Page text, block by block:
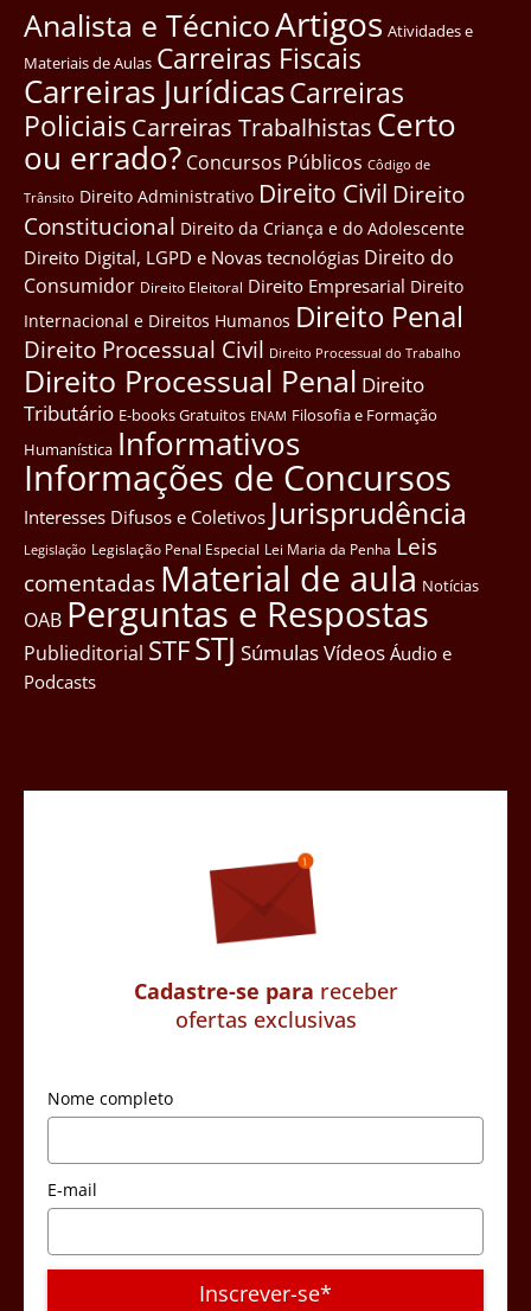
Analista e TécnicoArtigos Atividades e
Materiais de Aulas Carreiras Fiscais
Carreiras JurídicasCarreiras
Policiais Carreiras Trabalhistas Certo
ou errado? Concursos Públicos Côdigo de
Trânsito Direito Administrativo Direito Civil Direito
Constitucional Direito da Criança e do Adolescente
Direito Digital, LGPD e Novas tecnológias Direito do
Consumidor Direito Eleitoral Direito Empresarial Direito
Internacional e Direitos Humanos Direito Penal
Direito Processual Civil Direito Processual do Trabalho
Direito Processual Penal Direito
Tributário E-books Gratuitos ENAM Filosofia e Formação
Humanística Informativos
Informações de Concursos
Interesses Difusos e Coletivos Jurisprudência
Legislação Legislação Penal Especial Lei Maria da Penha Leis
comentadas Material de aula Notícias
OAB Perguntas e Respostas
Publieditorial STFSTJ SúmulasVídeos Áudio e
Podcasts
Cadastre-se para receber
ofertas exclusivas
Nome completo
E-mail
Inscrever-se*